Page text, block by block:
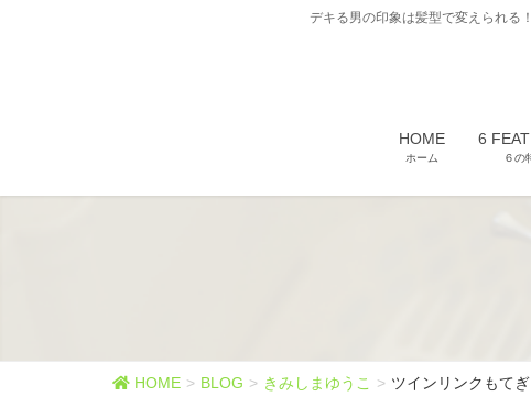
デキる男の印象は髪型で変えられる
HOME
ホーム
6
６の
HOME BLOG きみしまゆうこ ツインリンクもてぎ